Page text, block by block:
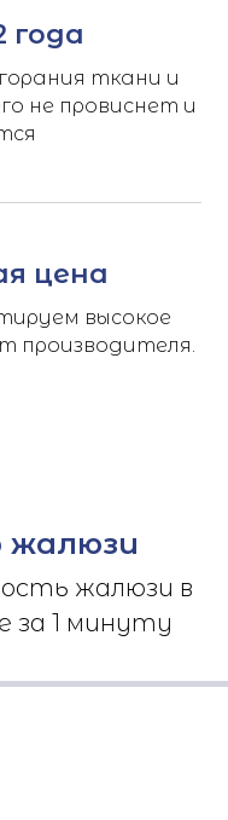
года
ткани и
не провиснет и
цена
высокое
производителя.
жалюзи
жалюзи в
за 1 минуту